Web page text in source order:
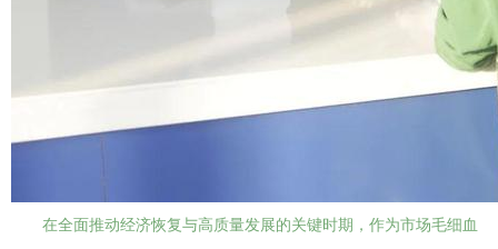
在全面推动经济恢复与高质量发展的关键时期，作为市场毛细血